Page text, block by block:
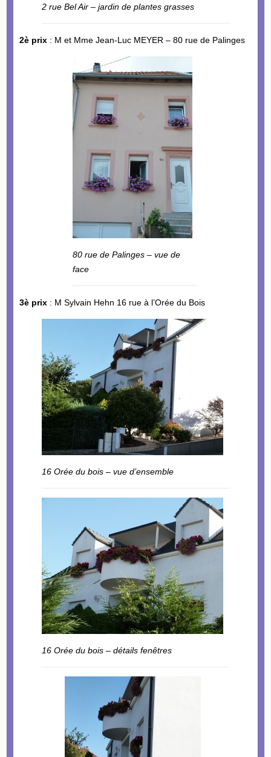
2 rue Bel Air – jardin de plantes grasses
2è prix: M et Mme Jean-Luc MEYER – 80 rue de Palinges
80 rue de Palinges – vue de
face
3è prix: M Sylvain Hehn 16 rue à l’Orée du Bois
16 Orée du bois – vue d’ensemble
16 Orée du bois – détails fenêtres